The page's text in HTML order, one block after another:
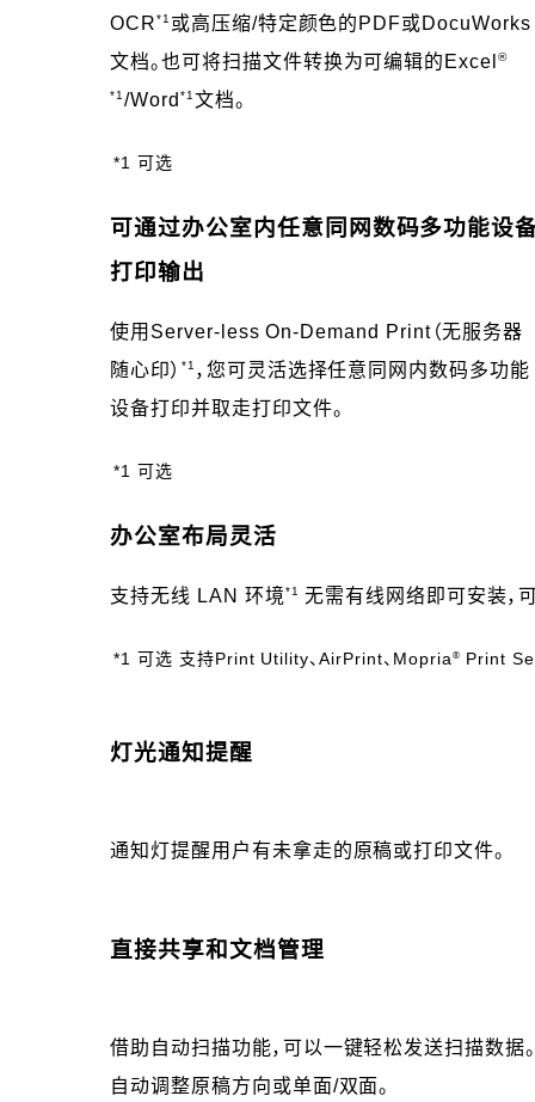
OCR*1 或高压缩/特定颜色的PDF或DocuWorks
文档。也可将扫描文件转换为可编辑的Excel®
*1 /Word *1 文档。
*1 可选
可通过办公室内任意同网数码多功能设
打印输出
使用Server-less On-Demand Print（无服务器
随心印） *1 ，您可灵活选择任意同网内数码多功能
设备打印并取走打印文件。
*1 可选
办公室布局灵活
支持无线 LAN 环境*1 无需有线网络即可安装，
*1 可选 支持Print Utility、AirPrint、Mopria® Print
灯光通知提醒
通知灯提醒用户有未拿走的原稿或打印文件。
直接共享和文档管理
借助自动扫描功能，可以一键轻松发送扫描数据
自动调整原稿方向或单面/双面。